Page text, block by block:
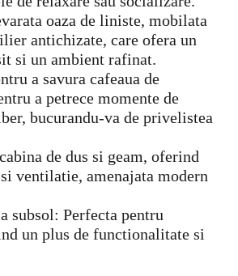
oaza de liniste, mobilata
antichizate, care ofera un
si un ambient rafinat.
a savura cafeaua de
a petrece momente de
bucurandu-va de privelistea
de dus si geam, oferind
ventilatie, amenajata modern
subsol: Perfecta pentru
un plus de functionalitate si